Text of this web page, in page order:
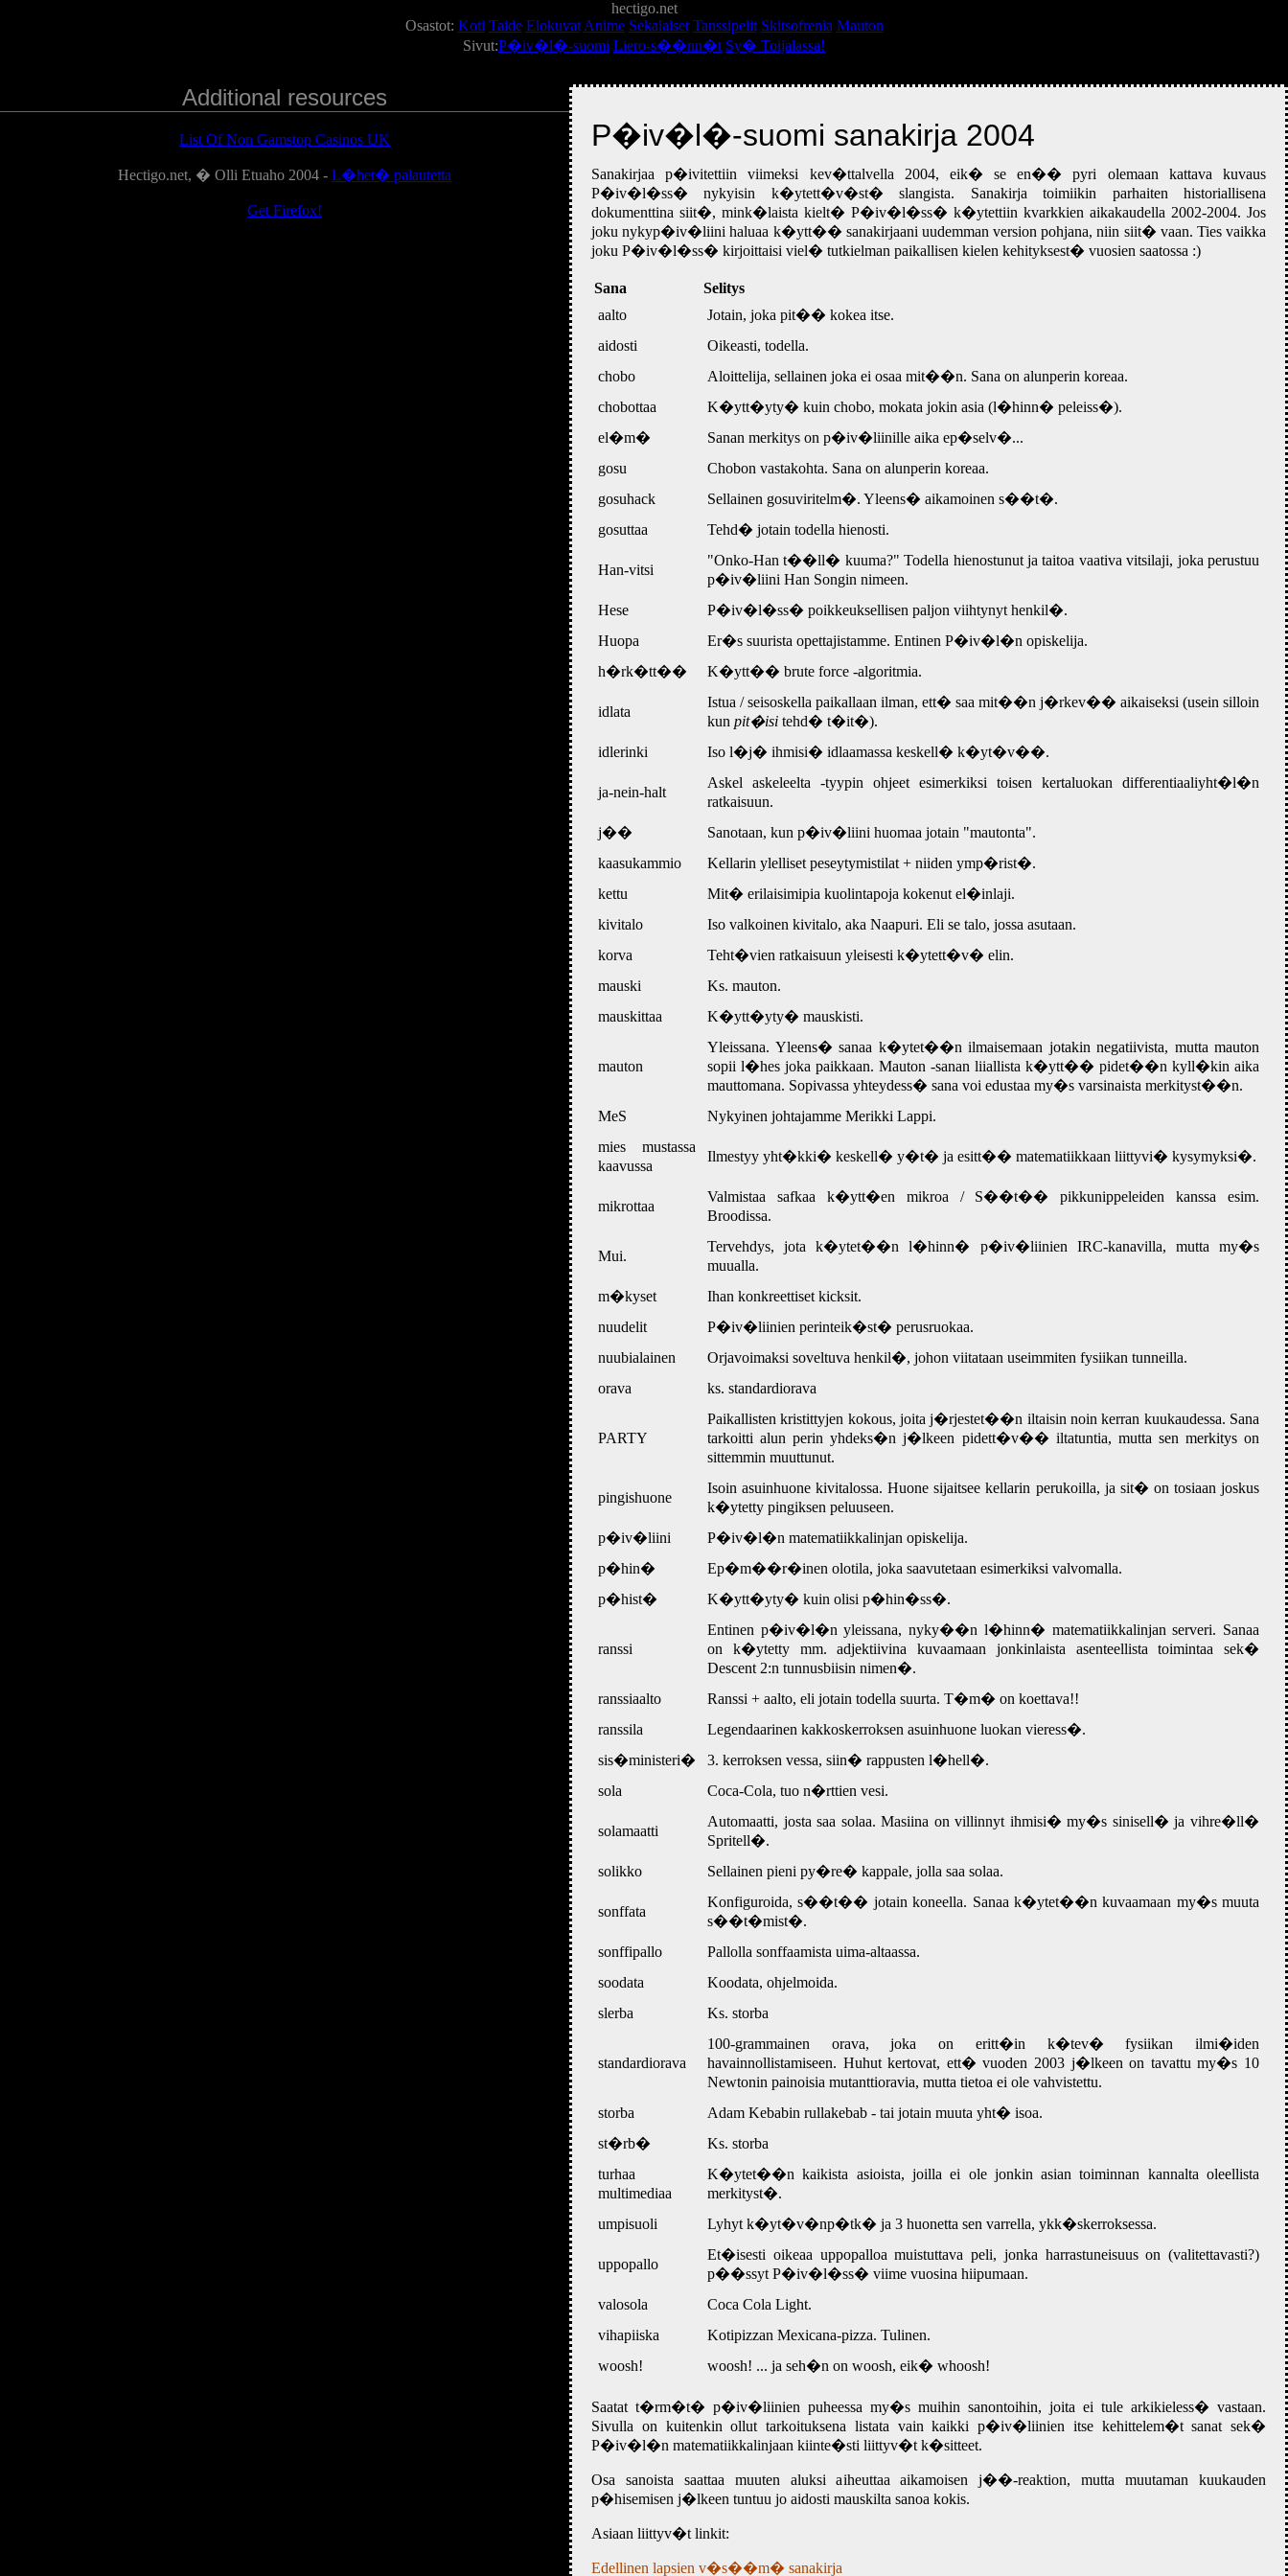
hectigo.net
Osastot: Koti Taide Elokuvat Anime Sekalaiset Tanssipelit Skitsofrenia Mauton
Sivut:P�iv�l�-suomi Liero-s��nn�t Sy� Toijalassa!
P�iv�l�-suomi sanakirja 2004
Sanakirjaa p�ivitettiin viimeksi kev�ttalvella 2004, eik� se en�� pyri olemaan kattava kuvaus
P�iv�l�ss� nykyisin k�ytett�v�st� slangista. Sanakirja toimiikin parhaiten historiallisena
dokumenttina siit�, mink�laista kielt� P�iv�l�ss� k�ytettiin kvarkkien aikakaudella 2002-2004. Jos
joku nykyp�iv�liini haluaa k�ytt�� sanakirjaani uudemman version pohjana, niin siit� vaan. Ties vaikka
joku P�iv�l�ss� kirjoittaisi viel� tutkielman paikallisen kielen kehityksest� vuosien saatossa :)
Sana
Selitys
aalto
Jotain, joka pit�� kokea itse.
aidosti
Oikeasti, todella.
chobo
Aloittelija, sellainen joka ei osaa mit��n. Sana on alunperin koreaa.
chobottaa
K�ytt�yty� kuin chobo, mokata jokin asia (l�hinn� peleiss�).
el�m�
Sanan merkitys on p�iv�liinille aika ep�selv�...
gosu
Chobon vastakohta. Sana on alunperin koreaa.
gosuhack
Sellainen gosuviritelm�. Yleens� aikamoinen s��t�.
gosuttaa
Tehd� jotain todella hienosti.
Han-vitsi
"Onko-Han t��ll� kuuma?" Todella hienostunut ja taitoa vaativa vitsilaji, joka perustuu
p�iv�liini Han Songin nimeen.
Hese
P�iv�l�ss� poikkeuksellisen paljon viihtynyt henkil�.
Huopa
Er�s suurista opettajistamme. Entinen P�iv�l�n opiskelija.
h�rk�tt��
K�ytt�� brute force -algoritmia.
idlata
Istua / seisoskella paikallaan ilman, ett� saa mit��n j�rkev�� aikaiseksi (usein silloin
kun pit�isi tehd� t�it�).
idlerinki
Iso l�j� ihmisi� idlaamassa keskell� k�yt�v��.
ja-nein-halt
Askel askeleelta -tyypin ohjeet esimerkiksi toisen kertaluokan differentiaaliyht�l�n
ratkaisuun.
j��
Sanotaan, kun p�iv�liini huomaa jotain "mautonta".
kaasukammio
Kellarin ylelliset peseytymistilat + niiden ymp�rist�.
kettu
Mit� erilaisimipia kuolintapoja kokenut el�inlaji.
kivitalo
Iso valkoinen kivitalo, aka Naapuri. Eli se talo, jossa asutaan.
korva
Teht�vien ratkaisuun yleisesti k�ytett�v� elin.
mauski
Ks. mauton.
mauskittaa
K�ytt�yty� mauskisti.
mauton
Yleissana. Yleens� sanaa k�ytet��n ilmaisemaan jotakin negatiivista, mutta mauton
sopii l�hes joka paikkaan. Mauton -sanan liiallista k�ytt�� pidet��n kyll�kin aika
mauttomana. Sopivassa yhteydess� sana voi edustaa my�s varsinaista merkityst��n.
MeS
Nykyinen johtajamme Merikki Lappi.
mies mustassa
kaavussa
Ilmestyy yht�kki� keskell� y�t� ja esitt�� matematiikkaan liittyvi� kysymyksi�.
mikrottaa
Valmistaa safkaa k�ytt�en mikroa / S��t�� pikkunippeleiden kanssa esim.
Broodissa.
Mui.
Tervehdys, jota k�ytet��n l�hinn� p�iv�liinien IRC-kanavilla, mutta my�s
muualla.
m�kyset
Ihan konkreettiset kicksit.
nuudelit
P�iv�liinien perinteik�st� perusruokaa.
nuubialainen
Orjavoimaksi soveltuva henkil�, johon viitataan useimmiten fysiikan tunneilla.
orava
ks. standardiorava
PARTY
Paikallisten kristittyjen kokous, joita j�rjestet��n iltaisin noin kerran kuukaudessa. Sana
tarkoitti alun perin yhdeks�n j�lkeen pidett�v�� iltatuntia, mutta sen merkitys on
sittemmin muuttunut.
pingishuone
Isoin asuinhuone kivitalossa. Huone sijaitsee kellarin perukoilla, ja sit� on tosiaan joskus
k�ytetty pingiksen peluuseen.
p�iv�liini
P�iv�l�n matematiikkalinjan opiskelija.
p�hin�
Ep�m��r�inen olotila, joka saavutetaan esimerkiksi valvomalla.
p�hist�
K�ytt�yty� kuin olisi p�hin�ss�.
ranssi
Entinen p�iv�l�n yleissana, nyky��n l�hinn� matematiikkalinjan serveri. Sanaa
on k�ytetty mm. adjektiivina kuvaamaan jonkinlaista asenteellista toimintaa sek�
Descent 2:n tunnusbiisin nimen�.
ranssiaalto
Ranssi + aalto, eli jotain todella suurta. T�m� on koettava!!
ranssila
Legendaarinen kakkoskerroksen asuinhuone luokan vieress�.
sis�ministeri�
3. kerroksen vessa, siin� rappusten l�hell�.
sola
Coca-Cola, tuo n�rttien vesi.
solamaatti
Automaatti, josta saa solaa. Masiina on villinnyt ihmisi� my�s sinisell� ja vihre�ll�
Spritell�.
solikko
Sellainen pieni py�re� kappale, jolla saa solaa.
sonffata
Konfiguroida, s��t�� jotain koneella. Sanaa k�ytet��n kuvaamaan my�s muuta
s��t�mist�.
sonffipallo
Pallolla sonffaamista uima-altaassa.
soodata
Koodata, ohjelmoida.
slerba
Ks. storba
standardiorava
100-grammainen orava, joka on eritt�in k�tev� fysiikan ilmi�iden
havainnollistamiseen. Huhut kertovat, ett� vuoden 2003 j�lkeen on tavattu my�s 10
Newtonin painoisia mutanttioravia, mutta tietoa ei ole vahvistettu.
storba
Adam Kebabin rullakebab - tai jotain muuta yht� isoa.
st�rb�
Ks. storba
turhaa
multimediaa
K�ytet��n kaikista asioista, joilla ei ole jonkin asian toiminnan kannalta oleellista
merkityst�.
umpisuoli
Lyhyt k�yt�v�np�tk� ja 3 huonetta sen varrella, ykk�skerroksessa.
uppopallo
Et�isesti oikeaa uppopalloa muistuttava peli, jonka harrastuneisuus on (valitettavasti?)
p��ssyt P�iv�l�ss� viime vuosina hiipumaan.
valosola
Coca Cola Light.
vihapiiska
Kotipizzan Mexicana-pizza. Tulinen.
woosh!
woosh! ... ja seh�n on woosh, eik� whoosh!
Saatat t�rm�t� p�iv�liinien puheessa my�s muihin sanontoihin, joita ei tule arkikieless� vastaan.
Sivulla on kuitenkin ollut tarkoituksena listata vain kaikki p�iv�liinien itse kehittelem�t sanat sek�
P�iv�l�n matematiikkalinjaan kiinte�sti liittyv�t k�sitteet.
Osa sanoista saattaa muuten aluksi aiheuttaa aikamoisen j��-reaktion, mutta muutaman kuukauden
p�hisemisen j�lkeen tuntuu jo aidosti mauskilta sanoa kokis.
Asiaan liittyv�t linkit:
Edellinen lapsien v�s��m� sanakirja
Additional resources
List Of Non Gamstop Casinos UK
Hectigo.net, � Olli Etuaho 2004 - L�het� palautetta
Get Firefox!